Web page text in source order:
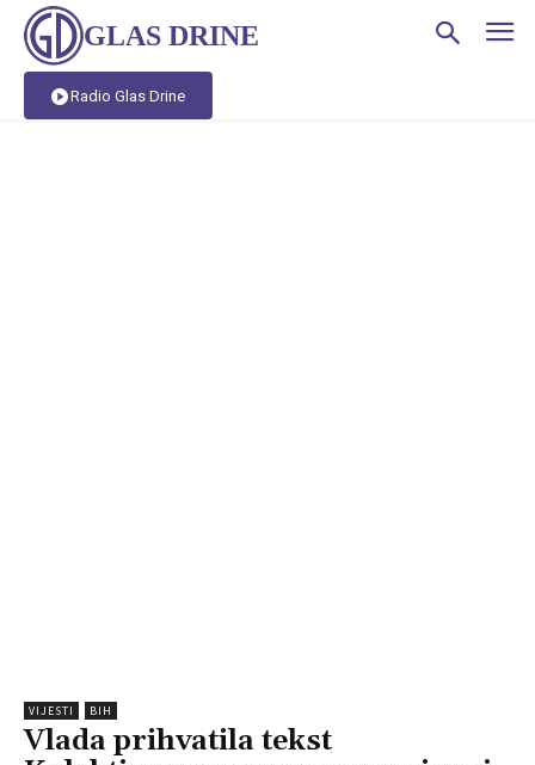
GLAS DRINE
Radio Glas Drine
VIJESTI BIH
Vlada prihvatila tekst